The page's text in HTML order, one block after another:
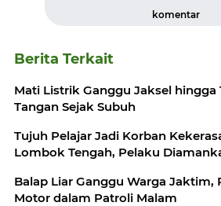
komentar
Berita Terkait
Mati Listrik Ganggu Jaksel hingga
Tangan Sejak Subuh
Tujuh Pelajar Jadi Korban
Lombok Tengah, Pelaku
Balap Liar Ganggu Warga Jaktim,
Motor dalam Patroli Malam